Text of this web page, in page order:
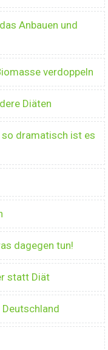
Anbauen und
verdoppeln
Diäten
dramatisch ist es
dagegen tun!
statt Diät